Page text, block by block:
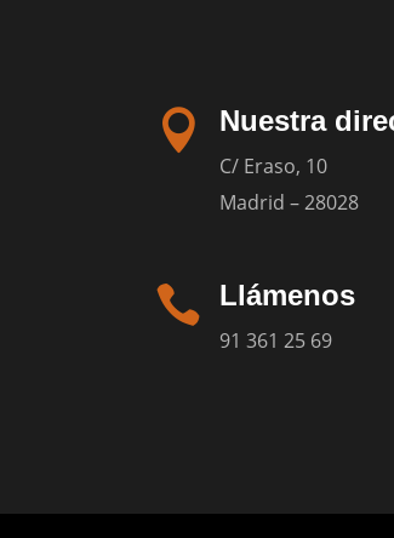
 Nuestra
C/ Eraso, 10
Madrid – 28028
 Llámenos
91 361 25 69